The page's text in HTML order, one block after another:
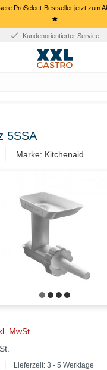
ProSelect-Bestseller jetzt zum
*
Kundenorientierter Service
5SSA
Marke: Kitchenaid
MwSt.
Lieferzeit: 3 - 5 Werktage